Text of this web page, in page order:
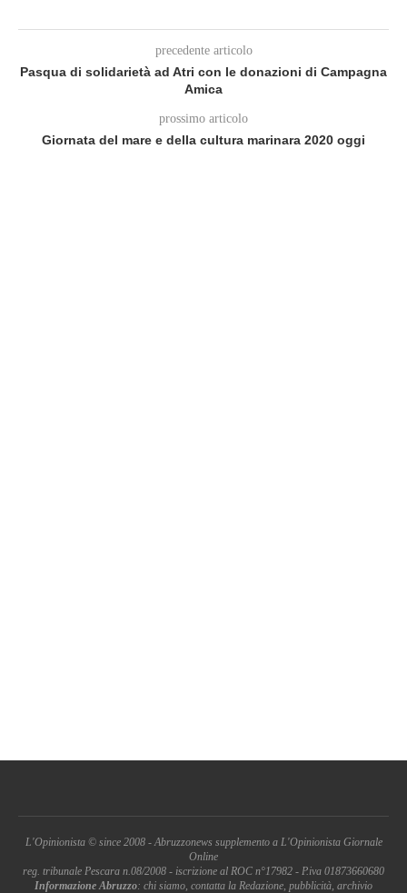
precedente articolo
Pasqua di solidarietà ad Atri con le donazioni di Campagna
Amica
prossimo articolo
Giornata del mare e della cultura marinara 2020 oggi
L'Opinionista © since 2008 - Abruzzonews supplemento a L'Opinionista Giornale
Online
reg. tribunale Pescara n.08/2008 - iscrizione al ROC n°17982 - P.iva 01873660680
Informazione Abruzzo: chi siamo, contatta la Redazione, pubblicità, archivio